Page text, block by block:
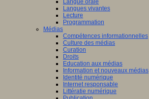
Langue orale
Langues vivantes
Lecture
Programmation
Médias
Compétences informationnelles
Culture des médias
Curation
Droits
Education aux médias
Information et nouveaux médias
Identité numérique
Internet responsable
Littératie numérique